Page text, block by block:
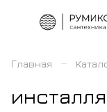
Главная –